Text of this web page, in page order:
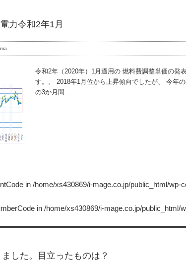
力令和2年1月
令和2年（2020年）1月適用の 燃料費調整単価の発
す。。 2018年1月位から上昇傾向でしたが、 今年
の3か月間...
in /home/xs430869/i-mage.co.jp/public_html/wp-
in /home/xs430869/i-mage.co.jp/public_html/
した。目立ったものは？